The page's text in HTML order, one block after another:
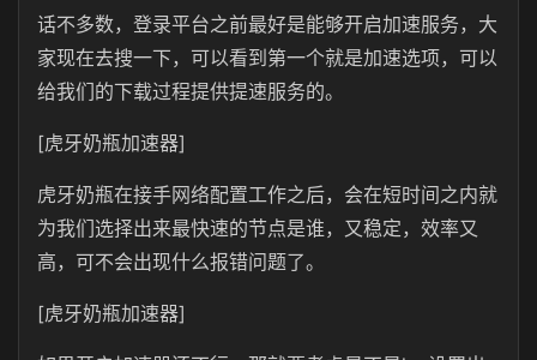
话不多数，登录平台之前最好是能够开启加速服务，大
家现在去搜一下，可以看到第一个就是加速选项，可以
给我们的下载过程提供提速服务的。
[虎牙奶瓶加速器]
虎牙奶瓶在接手网络配置工作之后，会在短时间之内就
为我们选择出来最快速的节点是谁，又稳定，效率又
高，可不会出现什么报错问题了。
[虎牙奶瓶加速器]